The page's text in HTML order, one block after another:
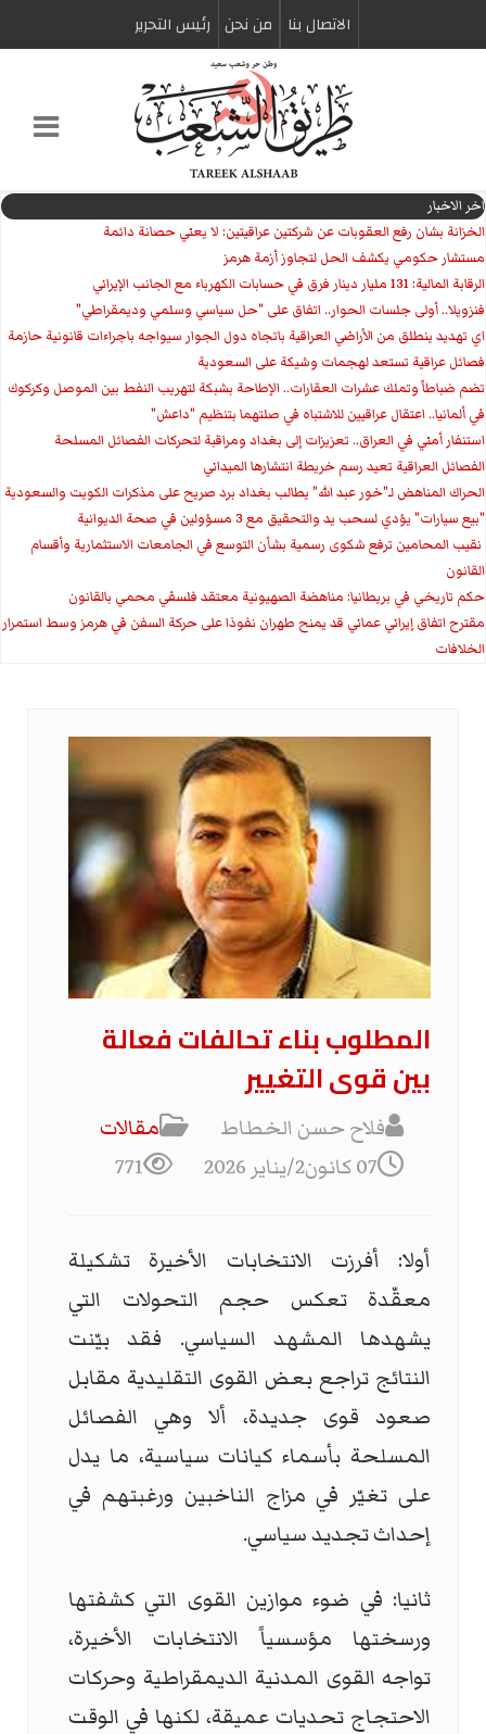
الاتصال بنا من نحن رئیس التحریر
اخر الاخبار
الخزانة بشان رفع العقوبات عن شركتين عراقيتين: لا يعني حصانة دائمة
مستشار حكومي يكشف الحل لتجاوز أزمة هرمز
الرقابة المالية: 131 مليار دينار فرق في حسابات الكهرباء مع الجانب الإيراني
فنزويلا.. أولى جلسات الحوار.. اتفاق على "حل سياسي وسلمي وديمقراطي"
اي تهديد ينطلق من الأراضي العراقية باتجاه دول الجوار سيواجه باجراءات قانونية حازمة
فصائل عراقية تستعد لهجمات وشيكة على السعودية
تضم ضباطاً وتملك عشرات العقارات.. الإطاحة بشبكة لتهريب النفط بين الموصل وكركوك
في ألمانيا.. اعتقال عراقيين للاشتباه في صلتهما بتنظيم "داعش"
استنفار أمني في العراق.. تعزيزات إلى بغداد ومراقبة لتحركات الفصائل المسلحة
الفصائل العراقية تعيد رسم خريطة انتشارها الميداني
الحراك المناهض لـ"خور عبد الله" يطالب بغداد برد صريح على مذكرات الكويت والسعودية
"بيع سيارات" يؤدي لسحب يد والتحقيق مع 3 مسؤولين في صحة الديوانية
‏ نقيب المحامين ترفع شكوى رسمية بشأن التوسع في الجامعات الاستثمارية وأقسام
القانون
حكم تاريخي في بريطانيا: مناهضة الصهيونية معتقد فلسفي محمي بالقانون
مقترح اتفاق إيراني عماني قد يمنح طهران نفوذا على حركة السفن في هرمز وسط استمرار
الخلافات
المطلوب بناء تحالفات فعالة
بين قوى التغيير
فلاح حسن الخطاط
مقالات
07 كانون2/يناير 2026
771
أولا: أفرزت الانتخابات الأخيرة تشكيلة
معقّدة تعكس حجم التحولات التي
يشهدها المشهد السياسي. فقد بيّنت
النتائج تراجع بعض القوى التقليدية مقابل
صعود قوى جديدة، ألا وهي الفصائل
المسلحة بأسماء كيانات سياسية، ما يدل
على تغيّر في مزاج الناخبين ورغبتهم في
إحداث تجديد سياسي.
ثانيا: في ضوء موازين القوى التي كشفتها
ورسختها مؤسسياً الانتخابات الأخيرة،
تواجه القوى المدنية الديمقراطية وحركات
الاحتجاج تحديات عميقة، لكنها في الوقت